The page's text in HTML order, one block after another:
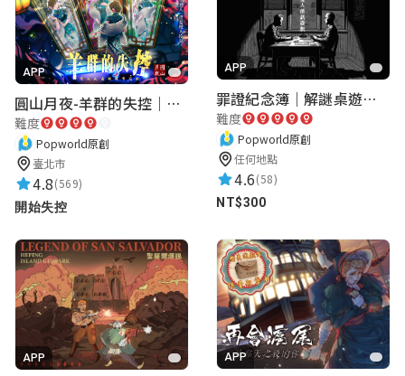
APP
圓山月夜-羊群的失控｜圓山飯店 ARG實境解謎遊戲
難度
Popworld原創
臺北市
4.8(569)
開始失控
APP
罪證紀念簿｜解謎桌遊｜警匪偵訊｜室內遊戲
難度
Popworld原創
任何地點
4.6(58)
NT$300
APP APP